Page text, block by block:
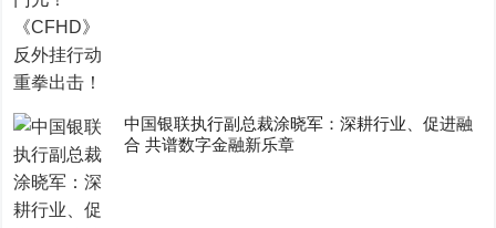
中国银联执行副总裁涂晓军：深耕行业、促进融
合 共谱数字金融新乐章